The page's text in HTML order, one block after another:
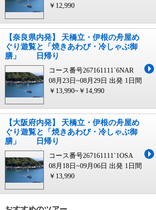
￥12,990
【奈良県内発】 天橋立・伊根の舟屋め
ぐり遊覧と「焼きあわび・冷しゃぶ御
膳」 日帰り
コース番号267161111`6NAR
08月23日~08月29日 出発 1日間
￥13,990~￥14,990
【大阪府内発】 天橋立・伊根の舟屋め
ぐり遊覧と「焼きあわび・冷しゃぶ御
膳」 日帰り
コース番号267161111`1OSA
08月18日~09月06日 出発 1日間
￥13,990